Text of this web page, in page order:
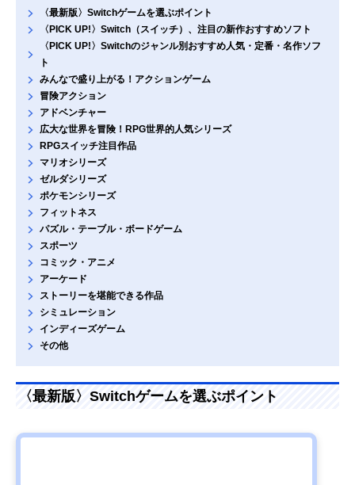
〈最新版〉Switchゲームを選ぶポイント
〈PICK UP!〉Switch（スイッチ）、注目の新作おすすめソフト
〈PICK UP!〉Switchのジャンル別おすすめ人気・定番・名作ソフ
ト
みんなで盛り上がる！アクションゲーム
冒険アクション
アドベンチャー
広大な世界を冒険！RPG世界的人気シリーズ
RPGスイッチ注目作品
マリオシリーズ
ゼルダシリーズ
ポケモンシリーズ
フィットネス
パズル・テーブル・ボードゲーム
スポーツ
コミック・アニメ
アーケード
ストーリーを堪能できる作品
シミュレーション
インディーズゲーム
その他
〈最新版〉Switchゲームを選ぶポイント